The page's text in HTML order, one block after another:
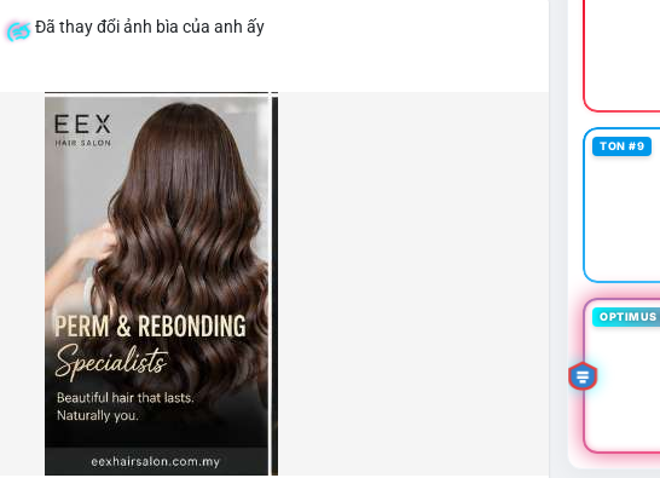
Đã thay đổi ảnh bìa của anh ấy
TON #9
OPTIMUS